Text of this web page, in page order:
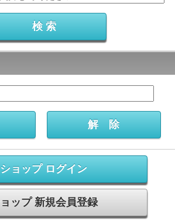
ショップ ログイン
ップ 新規会員登録